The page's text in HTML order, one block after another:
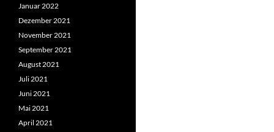
Januar 2022
Dezember 2021
November 2021
September 2021
August 2021
Juli 2021
Juni 2021
Mai 2021
April 2021